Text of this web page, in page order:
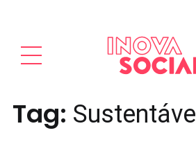
Tag: Sustentável